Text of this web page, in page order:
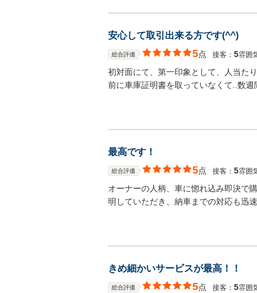
安心して取引出来る方です(^^)
総合評価 5点 接客： 5雰囲
初対面にて、第一印象として、人当た
前に車庫証明書を取っていなくて..数
最高です！
総合評価 5点 接客： 5雰囲
オーナーの人柄、車に惚れ込み即決で
明していただき、納車までの対応も迅
きめ細かいサービスが最高！！
総合評価 5点 接客： 5雰囲